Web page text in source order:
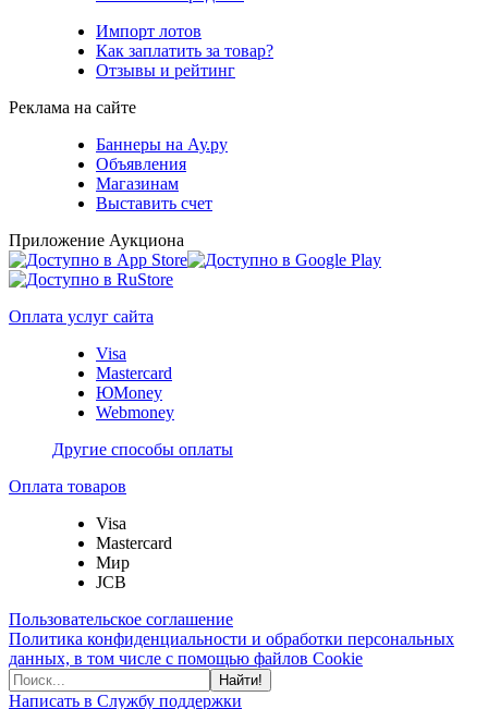
Импорт лотов
Как заплатить за товар?
Отзывы и рейтинг
Реклама на сайте
Баннеры на Ау.ру
Объявления
Магазинам
Выставить счет
Приложение Аукциона
Оплата услуг сайта
Visa
Mastercard
ЮMoney
Webmoney
Другие способы оплаты
Оплата товаров
Visa
Mastercard
Мир
JCB
Пользовательское соглашение
Политика конфиденциальности и обработки персональных
данных, в том числе с помощью файлов Cookie
Найти!
Написать в Службу поддержки